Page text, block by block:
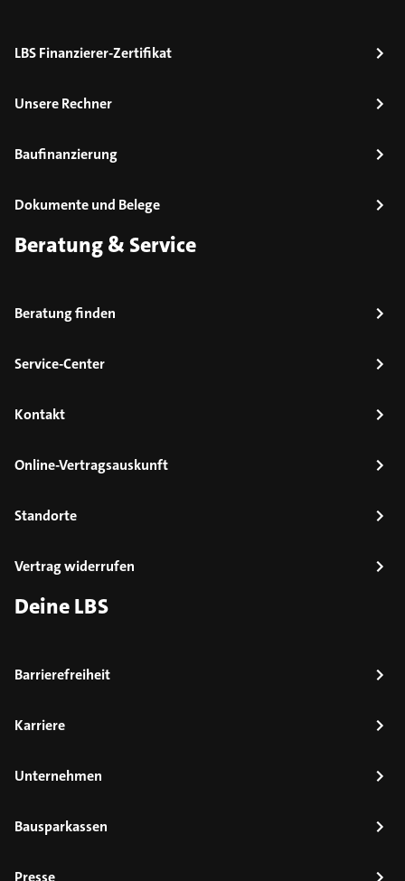
LBS Finanzierer-Zertifikat
Unsere Rechner
Baufinanzierung
Dokumente und Belege
Beratung & Service
Beratung finden
Service-Center
Kontakt
Online-Vertragsauskunft
Standorte
Vertrag widerrufen
Deine LBS
Barrierefreiheit
Karriere
Unternehmen
Bausparkassen
Presse